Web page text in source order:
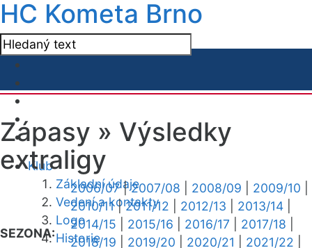
HC Kometa Brno
Klub
Základní údaje
Vedení a kontakty
Logo
Historie
Zápasy » Výsledky
extraligy
SEZONA:
2006/07|2007/08 2008/09 2009/10
2010/11|2011/12 2012/13 2013/14
2014/15
2015/16 2016/17 2017/18
2018/19
2019/20 2020/21 2021/22